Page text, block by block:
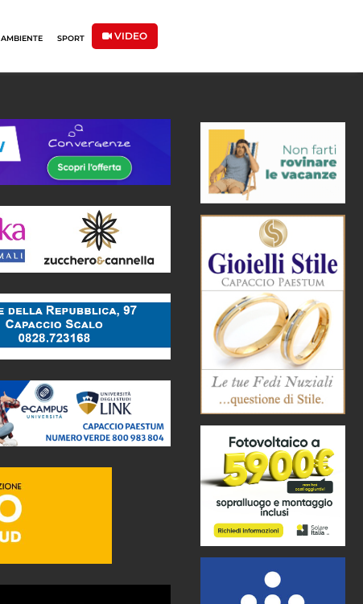
AMBIENTE SPORT VIDEO